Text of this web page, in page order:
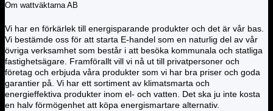
Om wattväktarna AB
Vi har en förkärlek till energisparande produkter och det är vår bas.
Vi bestämde oss för att starta E-handel som en naturlig del av vår
övriga verksamhet som består i att besöka kommunala och statliga
fastighetsägare. Framförallt vill vi nå ut till privatpersoner och
företag och erbjuda våra produkter som vi har bra priser och goda
garantier på. Vi har ett sortiment av klimatsmarta och
energieffektiva produkter inom el- och vatten. Det ska ju inte kosta
en halv förmögenhet att köpa energismartare alternativ.